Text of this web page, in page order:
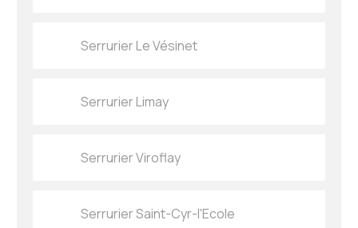
Serrurier Le Vésinet
Serrurier Limay
Serrurier Viroflay
Serrurier Saint-Cyr-l'Ecole